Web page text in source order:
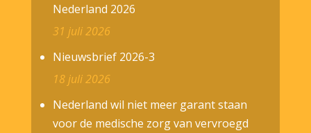
Nederland 2026
31 juli 2026
Nieuwsbrief 2026-3
18 juli 2026
Nederland wil niet meer garant staan
voor de medische zorg van vervroegd